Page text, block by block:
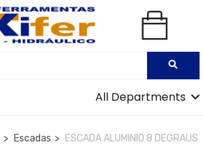
All Departments
Escadas ESCADA ALUMINIO 8 DEGRAUS